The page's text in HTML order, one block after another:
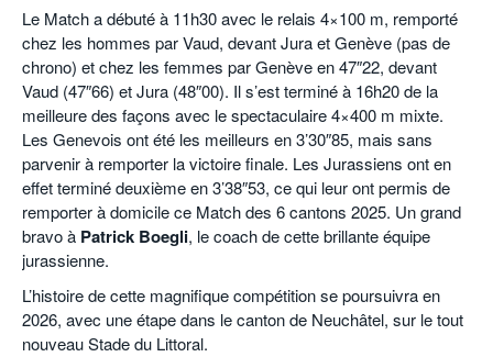
Le Match a débuté à 11h30 avec le relais 4×100 m, remporté
chez les hommes par Vaud, devant Jura et Genève (pas de
chrono) et chez les femmes par Genève en 47″22, devant
Vaud (47″66) et Jura (48″00). Il s’est terminé à 16h20 de la
meilleure des façons avec le spectaculaire 4×400 m mixte.
Les Genevois ont été les meilleurs en 3’30″85, mais sans
parvenir à remporter la victoire finale. Les Jurassiens ont en
effet terminé deuxième en 3’38″53, ce qui leur ont permis de
remporter à domicile ce Match des 6 cantons 2025. Un grand
bravo à Patrick Boegli, le coach de cette brillante équipe
jurassienne.
L’histoire de cette magnifique compétition se poursuivra en
2026, avec une étape dans le canton de Neuchâtel, sur le tout
nouveau Stade du Littoral.